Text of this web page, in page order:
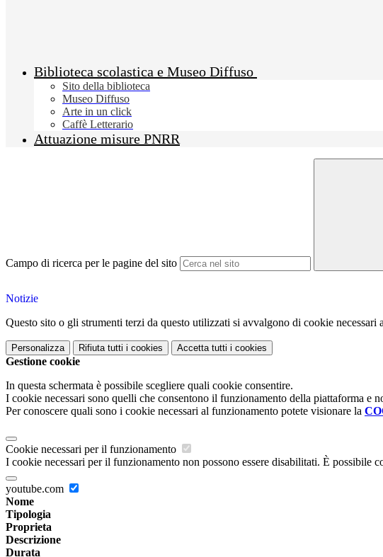
Biblioteca scolastica e Museo Diffuso
Sito della biblioteca
Museo Diffuso
Arte in un click
Caffè Letterario
Attuazione misure PNRR
Campo di ricerca per le pagine del sito
Notizie
Questo sito o gli strumenti terzi da questo utilizzati si avvalgono di cookie
Personalizza Rifiuta tutti i cookies Accetta tutti i cookies
Gestione cookie
In questa schermata è possibile scegliere quali cookie consentire.
I cookie necessari sono quelli che consentono il funzionamento della piattaforma e
Per conoscere quali sono i cookie necessari al funzionamento potete visionare la
Cookie necessari per il funzionamento
I cookie necessari per il funzionamento non possono essere disabilitati. È possibile
youtube.com
Nome
Tipologia
Proprieta
Descrizione
Durata